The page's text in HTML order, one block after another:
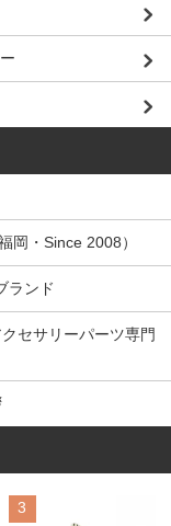
岡・Since 2008）
ランド
セサリーパーツ専門
3